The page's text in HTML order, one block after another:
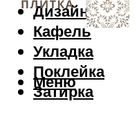
Дизайн
Кафель
Укладка
Поклейка
Затирка
Меню